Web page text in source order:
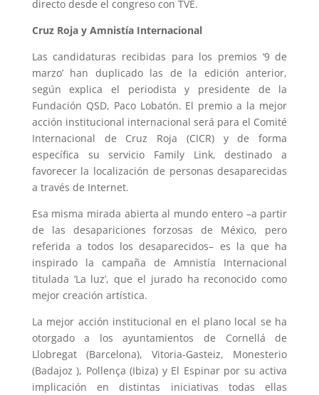
directo desde el congreso con TVE.
Cruz Roja y Amnistía Internacional
Las candidaturas recibidas para los premios ‘9 de
marzo’ han duplicado las de la edición anterior,
según explica el periodista y presidente de la
Fundación QSD, Paco Lobatón. El premio a la mejor
acción institucional internacional será para el Comité
Internacional de Cruz Roja (CICR) y de forma
específica su servicio Family Link, destinado a
favorecer la localización de personas desaparecidas
a través de Internet.
Esa misma mirada abierta al mundo entero –a partir
de las desapariciones forzosas de México, pero
referida a todos los desaparecidos– es la que ha
inspirado la campaña deAmnistía Internacional
titulada ‘La luz’, que el jurado ha reconocido como
mejor creación artística.
La mejor acción institucional en el plano local se ha
otorgado a los ayuntamientos de Cornellá de
Llobregat (Barcelona), Vitoria-Gasteiz, Monesterio
(Badajoz ), Pollença (Ibiza) y El Espinar por su activa
implicación en distintas iniciativas todas ellas